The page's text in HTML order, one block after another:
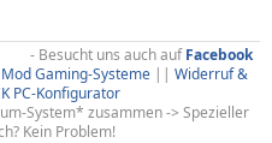
- Besucht uns auch aufFacebook
Gaming-Systeme || Widerruf &
PC-Konfigurator
System* zusammen -> Spezieller
Kein Problem!​